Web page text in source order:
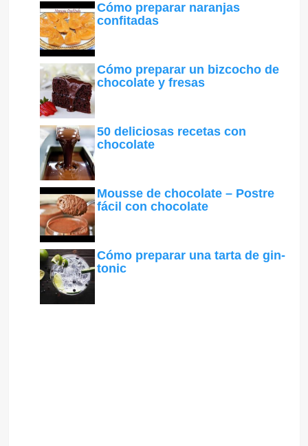
Cómo preparar naranjas
confitadas
Cómo preparar un bizcocho de
chocolate y fresas
50 deliciosas recetas con
chocolate
Mousse de chocolate – Postre
fácil con chocolate
Cómo preparar una tarta de gin-
tonic